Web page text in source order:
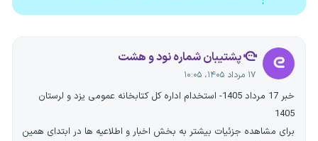
پشتیبان شماره نود و هشت
۱۷ مرداد ۱۴۰۵، ۱۰:۰۵
خبر 17 مرداد 1405- استخدام اداره کل کتابخانه عمومی یزد و لرستان
1405
برای مشاهده جزئیات بیشتر به بخش اخبار و اطلاعیه ها در ابتدای همین